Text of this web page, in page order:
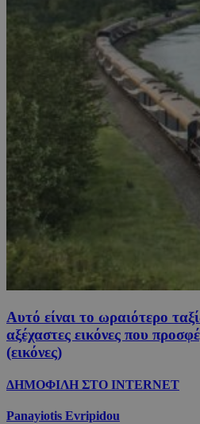
Αυτό είναι το ωραιότερο
αξέχαστες εικόνες που
(εικόνες)
ΔΗΜΟΦΙΛΗ ΣΤΟ INTERNET
Panayiotis Evripidou